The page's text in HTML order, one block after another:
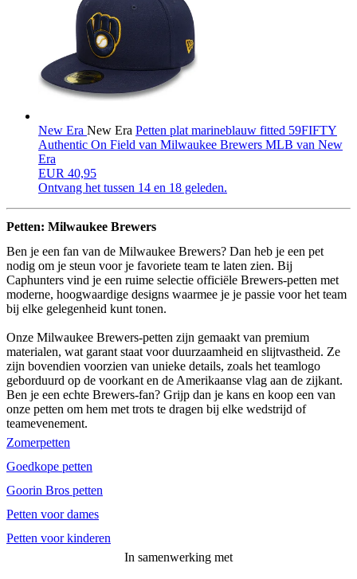
New Era New Era Petten plat marineblauw fitted 59FIFTY
Authentic On Field van Milwaukee Brewers MLB van New
Era
EUR 40,95
Ontvang het tussen 14 en 18 geleden.
Petten: Milwaukee Brewers
Ben je een fan van de Milwaukee Brewers? Dan heb je een pet
nodig om je steun voor je favoriete team te laten zien. Bij
Caphunters vind je een ruime selectie officiële Brewers-petten met
moderne, hoogwaardige designs waarmee je je passie voor het team
bij elke gelegenheid kunt tonen.
Onze Milwaukee Brewers-petten zijn gemaakt van premium
materialen, wat garant staat voor duurzaamheid en slijtvastheid. Ze
zijn bovendien voorzien van unieke details, zoals het teamlogo
geborduurd op de voorkant en de Amerikaanse vlag aan de zijkant.
Ben je een echte Brewers-fan? Grijp dan je kans en koop een van
onze petten om hem met trots te dragen bij elke wedstrijd of
teamevenement.
Zomerpetten
Goedkope petten
Goorin Bros petten
Petten voor dames
Petten voor kinderen
In samenwerking met